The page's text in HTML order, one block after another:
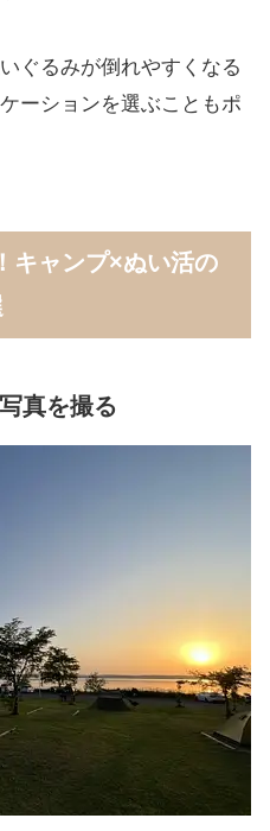
ぐるみが倒れやすくなる
ーションを選ぶこともポ
キャンプ×ぬい活の
真を撮る